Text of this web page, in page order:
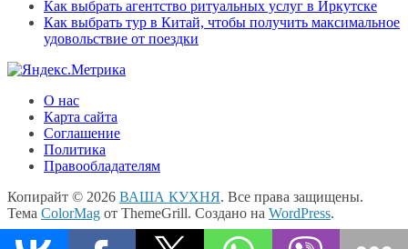
Как выбрать агентство ритуальных услуг в Иркутске
Как выбрать тур в Китай, чтобы получить максимальное
удовольствие от поездки
О нас
Карта сайта
Соглашение
Политика
Правообладателям
Копирайт © 2026 ВАША КУХНЯ. Все права защищены.
Тема ColorMag от ThemeGrill. Создано на WordPress.